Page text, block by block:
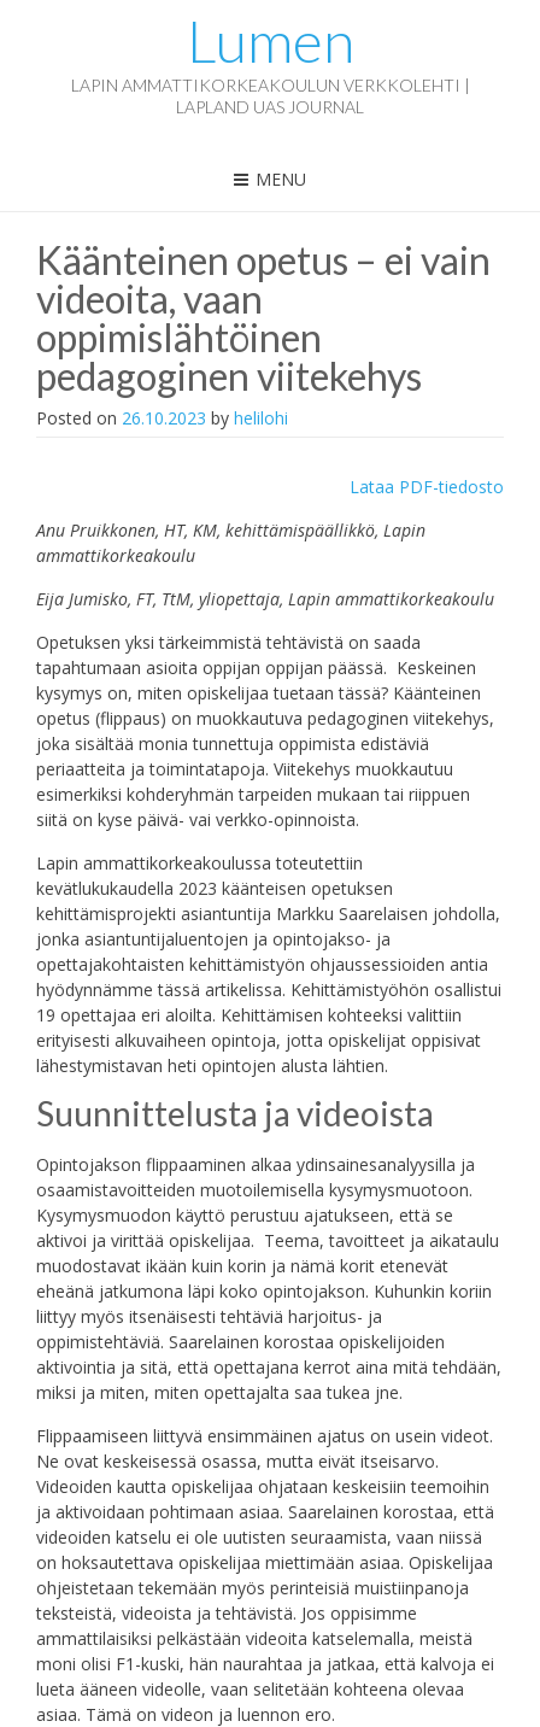
Lumen
LAPIN AMMATTIKORKEAKOULUN VERKKOLEHTI |
LAPLAND UAS JOURNAL
MENU
Käänteinen opetus – ei vain
videoita, vaan
oppimislähtöinen
pedagoginen viitekehys
Posted on 26.10.2023 by helilohi
Lataa PDF-tiedosto
Anu Pruikkonen, HT, KM, kehittämispäällikkö, Lapin
ammattikorkeakoulu
Eija Jumisko, FT, TtM, yliopettaja, Lapin ammattikorkeakoulu
Opetuksen yksi tärkeimmistä tehtävistä on saada
tapahtumaan asioita oppijan oppijan päässä. Keskeinen
kysymys on, miten opiskelijaa tuetaan tässä? Käänteinen
opetus (flippaus) on muokkautuva pedagoginen viitekehys,
joka sisältää monia tunnettuja oppimista edistäviä
periaatteita ja toimintatapoja. Viitekehys muokkautuu
esimerkiksi kohderyhmän tarpeiden mukaan tai riippuen
siitä on kyse päivä- vai verkko-opinnoista.
Lapin ammattikorkeakoulussa toteutettiin
kevätlukukaudella 2023 käänteisen opetuksen
kehittämisprojekti asiantuntija Markku Saarelaisen johdolla,
jonka asiantuntijaluentojen ja opintojakso- ja
opettajakohtaisten kehittämistyön ohjaussessioiden antia
hyödynnämme tässä artikelissa. Kehittämistyöhön osallistui
19 opettajaa eri aloilta. Kehittämisen kohteeksi valittiin
erityisesti alkuvaiheen opintoja, jotta opiskelijat oppisivat
lähestymistavan heti opintojen alusta lähtien.
Suunnittelusta ja videoista
Opintojakson flippaaminen alkaa ydinsainesanalyysilla ja
osaamistavoitteiden muotoilemisella kysymysmuotoon.
Kysymysmuodon käyttö perustuu ajatukseen, että se
aktivoi ja virittää opiskelijaa. Teema, tavoitteet ja aikataulu
muodostavat ikään kuin korin ja nämä korit etenevät
eheänä jatkumona läpi koko opintojakson. Kuhunkin koriin
liittyy myös itsenäisesti tehtäviä harjoitus- ja
oppimistehtäviä. Saarelainen korostaa opiskelijoiden
aktivointia ja sitä, että opettajana kerrot aina mitä tehdään,
miksi ja miten, miten opettajalta saa tukea jne.
Flippaamiseen liittyvä ensimmäinen ajatus on usein videot.
Ne ovat keskeisessä osassa, mutta eivät itseisarvo.
Videoiden kautta opiskelijaa ohjataan keskeisiin teemoihin
ja aktivoidaan pohtimaan asiaa. Saarelainen korostaa, että
videoiden katselu ei ole uutisten seuraamista, vaan niissä
on hoksautettava opiskelijaa miettimään asiaa. Opiskelijaa
ohjeistetaan tekemään myös perinteisiä muistiinpanoja
teksteistä, videoista ja tehtävistä. Jos oppisimme
ammattilaisiksi pelkästään videoita katselemalla, meistä
moni olisi F1-kuski, hän naurahtaa ja jatkaa, että kalvoja ei
lueta ääneen videolle, vaan selitetään kohteena olevaa
asiaa. Tämä on videon ja luennon ero.